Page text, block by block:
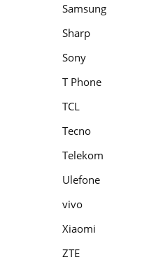
Samsung
Sharp
Sony
T Phone
TCL
Tecno
Telekom
Ulefone
vivo
Xiaomi
ZTE